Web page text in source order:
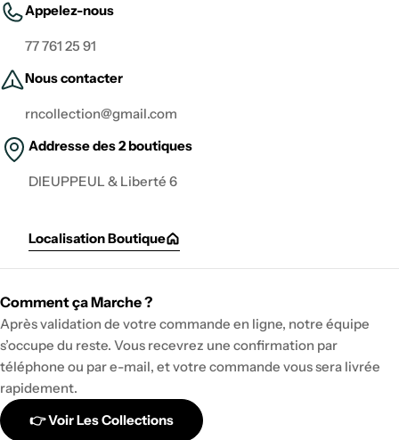
Appelez-nous
77 761 25 91
Nous contacter
rncollection@gmail.com
Addresse des 2 boutiques
DIEUPPEUL & Liberté 6
Localisation Boutique
Comment ça Marche ?
Après validation de votre commande en ligne, notre équipe
s’occupe du reste. Vous recevrez une confirmation par
téléphone ou par e-mail, et votre commande vous sera livrée
rapidement.
👉 Voir Les Collections